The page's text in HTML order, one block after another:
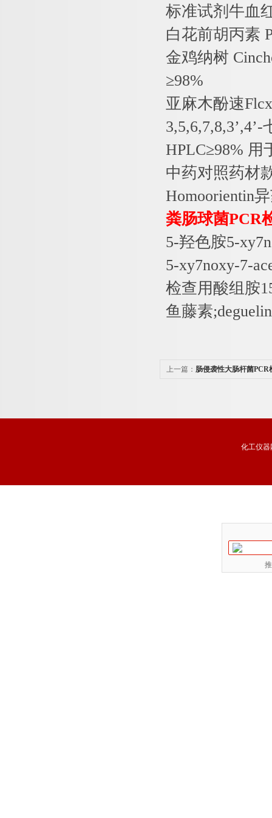
标准试剂牛血
白花前胡丙素
金鸡纳树
≥98%
亚麻木酚速
3,5,6,7,8,3’,4’-
HPLC≥98% 用
中药对照药材
Homoorientin
粪肠球菌PCR
5-羟色胺5-
5-xy7noxy-7-
检查用酸组胺
鱼藤素
上一篇： 肠侵袭性大肠杆菌PCR
化工仪器